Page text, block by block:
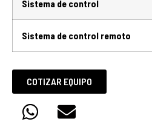
Sistema de control
Sistema de control remoto
COTIZAR EQUIPO